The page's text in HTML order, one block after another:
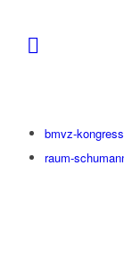
bmvz-
raum-